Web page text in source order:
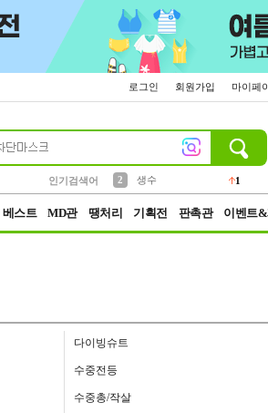
로그인 회원가입 마이페
인기검색어
2
생수
1
베스트 MD관 땡처리 기획전 판촉관 이벤트
다이빙슈트
수중전등
수중총/작살